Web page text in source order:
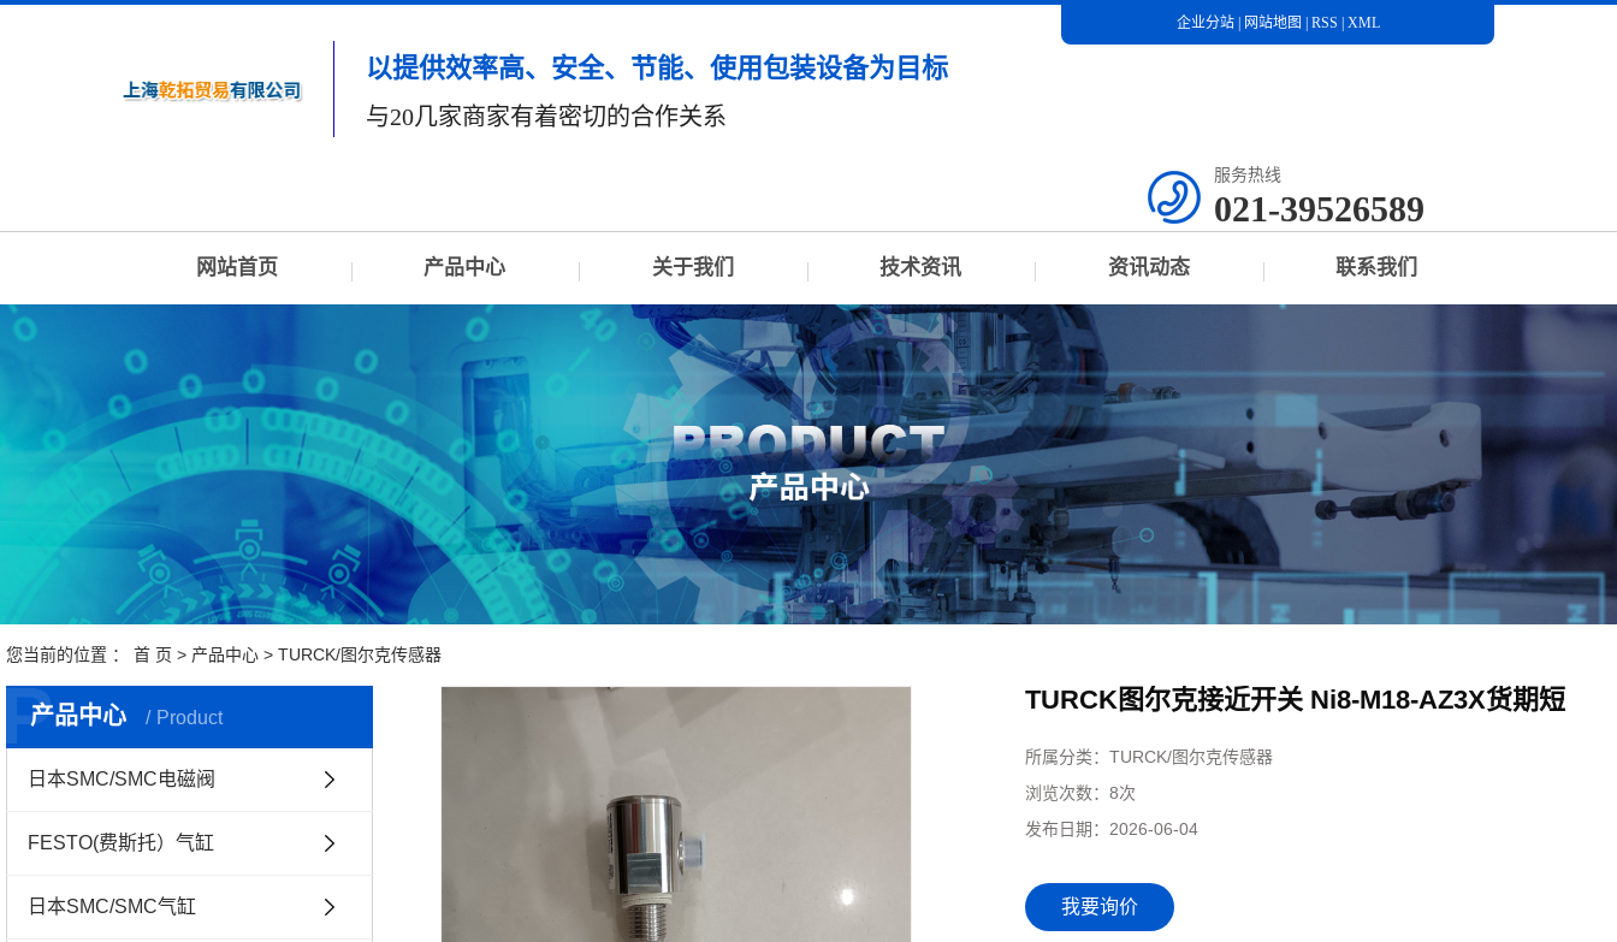
以提供效率高、安全、节能、使用包装设备为目标
与20几家商家有着密切的合作关系
企业分站| 网站地图 RSS XML
服务热线
021-39526589
网站首页 产品中心 关于我们 技术资讯 资讯动态 联系我们
您当前的位置 ： 首 页 > 产品中心 > TURCK/图尔克传感器
产品中心 Product
P
日本SMC/SMC电磁阀
FESTO(费斯托）气缸
日本SMC/SMC气缸
TURCK图尔克接近开关 Ni8-M18-AZ3X货期短
所属分类：TURCK/图尔克传感器
浏览次数：8次
发布日期： 2026-06-04
我要询价